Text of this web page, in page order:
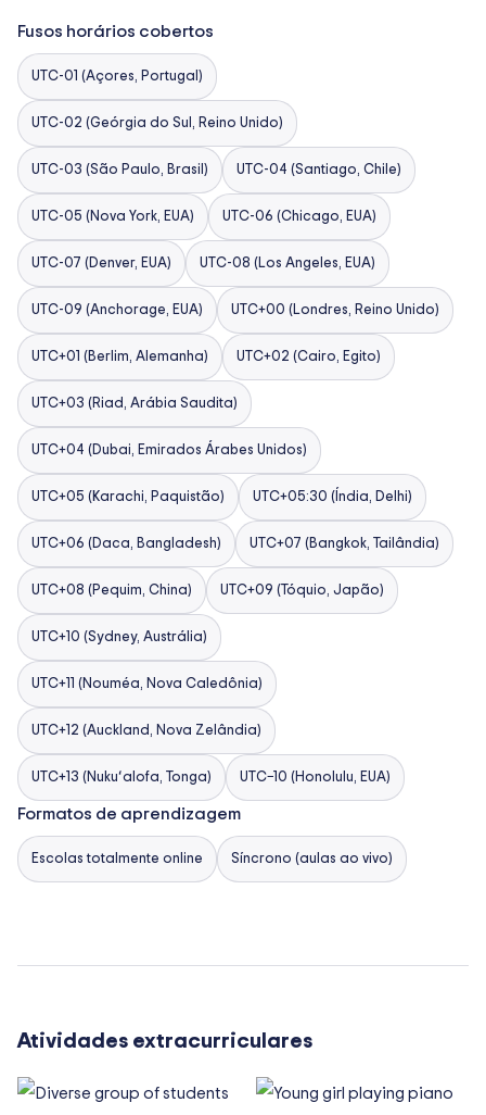
Fusos horários cobertos
UTC-01 (Açores, Portugal)
UTC-02 (Geórgia do Sul, Reino Unido)
UTC-03 (São Paulo, Brasil) UTC-04 (Santiago, Chile)
UTC-05 (Nova York, EUA) UTC-06 (Chicago, EUA)
UTC-07 (Denver, EUA) UTC-08 (Los Angeles, EUA)
UTC-09 (Anchorage, EUA) UTC+00 (Londres, Reino Unido)
UTC+01 (Berlim, Alemanha) UTC+02 (Cairo, Egito)
UTC+03 (Riad, Arábia Saudita)
UTC+04 (Dubai, Emirados Árabes Unidos)
UTC+05 (Karachi, Paquistão) UTC+05:30 (Índia, Delhi)
UTC+06 (Daca, Bangladesh) UTC+07 (Bangkok, Tailândia)
UTC+08 (Pequim, China) UTC+09 (Tóquio, Japão)
UTC+10 (Sydney, Austrália)
UTC+11 (Nouméa, Nova Caledônia)
UTC+12 (Auckland, Nova Zelândia)
UTC+13 (Nukuʻalofa, Tonga) UTC−10 (Honolulu, EUA)
Formatos de aprendizagem
Escolas totalmente online Síncrono (aulas ao vivo)
Atividades extracurriculares